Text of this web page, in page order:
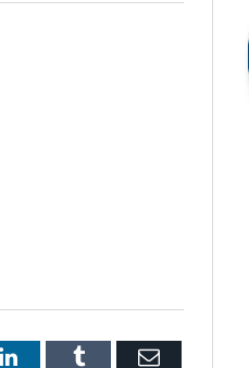
LinkedInTumblr Email